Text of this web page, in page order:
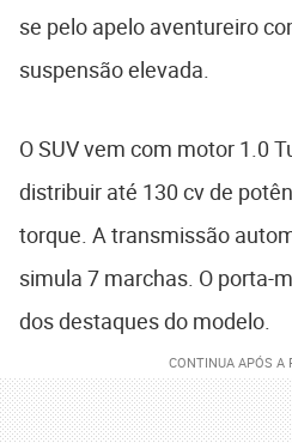
se pelo apelo aventureiro
suspensão elevada.
O SUV vem com motor 1.0
distribuir até 130 cv de
torque. A transmissão
simula 7 marchas. O porta-
dos destaques do modelo.